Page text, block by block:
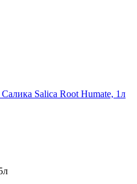
Salica Root Humate, 1л